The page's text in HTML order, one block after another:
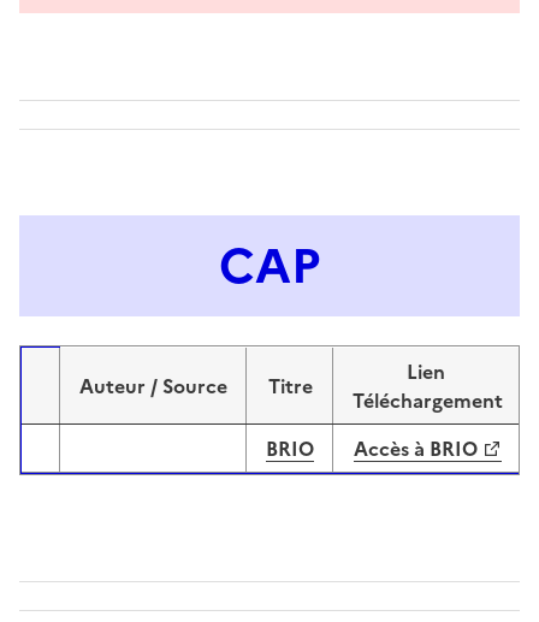
CAP
ImageAuteur / Source Titre
Lien
Téléchargement
BRIO Accès à BRIO